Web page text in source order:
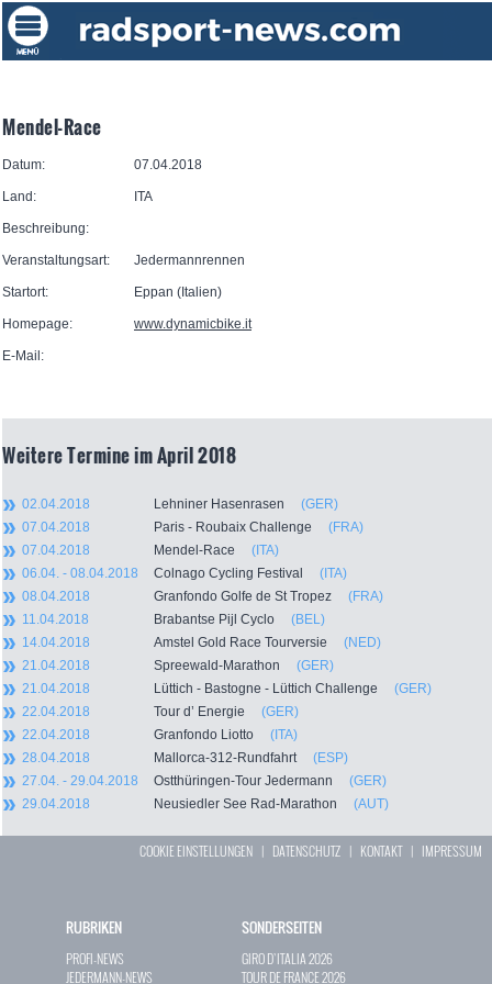
Mendel-Race
Datum: 07.04.2018
Land: ITA
Beschreibung:
Veranstaltungsart: Jedermannrennen
Startort: Eppan (Italien)
Homepage: www.dynamicbike.it
E-Mail:
Weitere Termine im April 2018
02.04.2018 Lehniner Hasenrasen (GER)
07.04.2018
Paris - Roubaix Challenge (FRA)
07.04.2018
Mendel-Race (ITA)
06.04. - 08.04.2018
Colnago Cycling Festival (ITA)
08.04.2018
Granfondo Golfe de St Tropez (FRA)
11.04.2018
Brabantse Pijl Cyclo (BEL)
14.04.2018
Amstel Gold Race Tourversie (NED)
21.04.2018
Spreewald-Marathon (GER)
21.04.2018
Lüttich - Bastogne - Lüttich Challenge (GER)
22.04.2018
Tour d’ Energie (GER)
22.04.2018
Granfondo Liotto (ITA)
28.04.2018
Mallorca-312-Rundfahrt (ESP)
27.04. - 29.04.2018
Ostthüringen-Tour Jedermann (GER)
29.04.2018
Neusiedler See Rad-Marathon (AUT)
COOKIE EINSTELLUNGEN | DATENSCHUTZ | KONTAKT| IMPRESSUM
RUBRIKEN
PROFI-NEWS
JEDERMANN-NEWS
SONDERSEITEN
GIRO D`ITALIA 2026
TOUR DE FRANCE 2026